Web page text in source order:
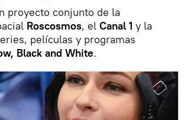
proyecto conjunto de la
Roscosmos, el Canal 1 y la
películas y programas
Black and White.